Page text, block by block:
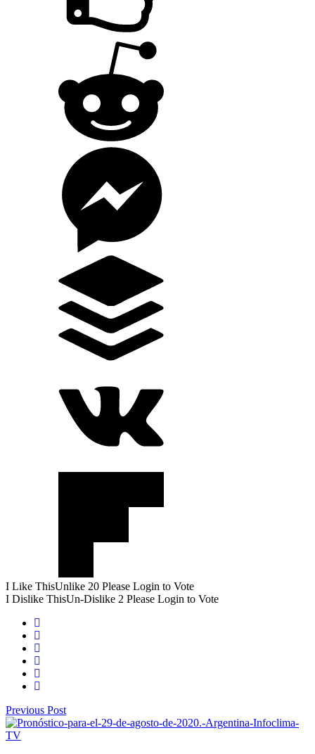
I Like ThisUnlike 20 Please Login to Vote
I Dislike ThisUn-Dislike 2 Please Login to Vote
Previous Post